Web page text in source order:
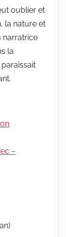
oublier et
la nature et
narratrice
la
–